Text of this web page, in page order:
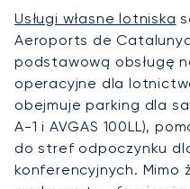
Usługi własne lotniska
Aeroports de
podstawową obsługę
operacyjne dla
obejmuje parking dla
A-1 i AVGAS 100LL),
do stref odpoczynku
konferencyjnych. Mimo